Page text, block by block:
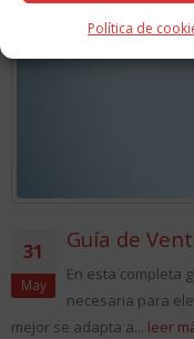
Política de
31
May
Guía de
En esta completa
necesaria para
mejor se adapta a... leer